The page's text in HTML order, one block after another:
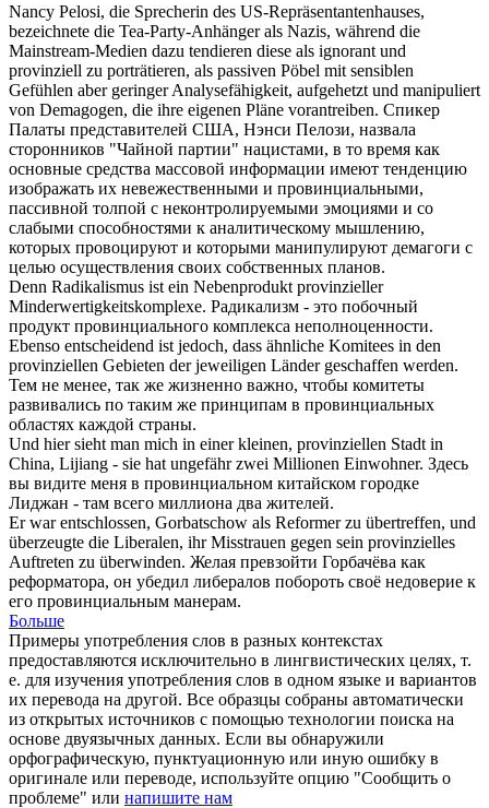
Nancy Pelosi, die Sprecherin des US-Repräsentantenhauses,
bezeichnete die Tea-Party-Anhänger als Nazis, während die
Mainstream-Medien dazu tendieren diese als ignorant und
provinziell zu porträtieren, als passiven Pöbel mit sensiblen
Gefühlen aber geringer Analysefähigkeit, aufgehetzt und manipuliert
von Demagogen, die ihre eigenen Pläne vorantreiben. Спикер
Палаты представителей США, Нэнси Пелози, назвала
сторонников "Чайной партии" нацистами, в то время как
основные средства массовой информации имеют тенденцию
изображать их невежественными и провинциальными,
пассивной толпой с неконтролируемыми эмоциями и со
слабыми способностями к аналитическому мышлению,
которых провоцируют и которыми манипулируют демагоги с
целью осуществления своих собственных планов.
Denn Radikalismus ist ein Nebenprodukt provinzieller
Minderwertigkeitskomplexe. Радикализм - это побочный
продукт провинциального комплекса неполноценности.
Ebenso entscheidend ist jedoch, dass ähnliche Komitees in den
provinziellen Gebieten der jeweiligen Länder geschaffen werden.
Тем не менее, так же жизненно важно, чтобы комитеты
развивались по таким же принципам в провинциальных
областях каждой страны.
Und hier sieht man mich in einer kleinen, provinziellen Stadt in
China, Lijiang - sie hat ungefähr zwei Millionen Einwohner. Здесь
вы видите меня в провинциальном китайском городке
Лиджан - там всего миллиона два жителей.
Er war entschlossen, Gorbatschow als Reformer zu übertreffen, und
überzeugte die Liberalen, ihr Misstrauen gegen sein provinzielles
Auftreten zu überwinden. Желая превзойти Горбачёва как
реформатора, он убедил либералов побороть своё недоверие к
его провинциальным манерам.
Больше
Примеры употребления слов в разных контекстах
предоставляются исключительно в лингвистических целях, т.
е. для изучения употребления слов в одном языке и вариантов
их перевода на другой. Все образцы собраны автоматически
из открытых источников с помощью технологии поиска на
основе двуязычных данных. Если вы обнаружили
орфографическую, пунктуационную или иную ошибку в
оригинале или переводе, используйте опцию "Сообщить о
проблеме" или напишите нам